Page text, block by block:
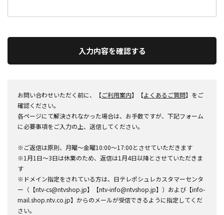
入力内容を確認する
お問い合わせいただく前に、【ご利用案内】【よくあるご質問】をご
確認ください。
各ページにて解決されなかった場合は、お手数ですが、下記フォーム
に必要事項をご入力の上、送信してください。
※ご返信は原則、月曜～金曜10:00～17:00とさせていただきます
※1月1日～3日は休業のため、返信は1月4日以降とさせていただきま
す
※ドメイン指定をされている方は、日テレポシュレカスタマーセンタ
ー（【ntv-cs@ntvshop.jp】【ntv-info@ntvshop.jp】）および【info-
mail.shop.ntv.co.jp】からのメールが受信できるように指定してくだ
さい。